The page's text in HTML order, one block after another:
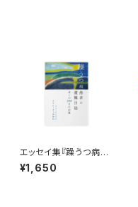
エッセイ集『躁うつ病患
者の遭難日誌』
¥1,650